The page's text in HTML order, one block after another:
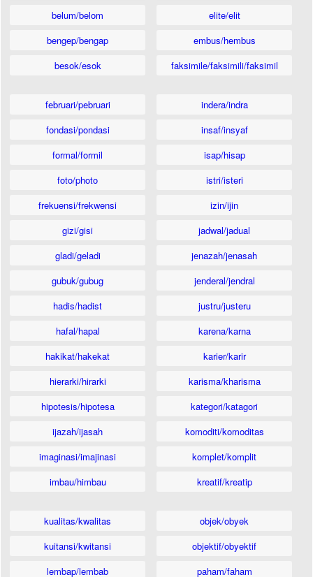
belum/belom
bengep/bengap
besok/esok
elite/elit
embus/hembus
faksimile/faksimili/faksimil
februari/pebruari
fondasi/pondasi
formal/formil
foto/photo
frekuensi/frekwensi
gizi/gisi
gladi/geladi
gubuk/gubug
hadis/hadist
hafal/hapal
hakikat/hakekat
hierarki/hirarki
hipotesis/hipotesa
ijazah/ijasah
imaginasi/imajinasi
imbau/himbau
indera/indra
insaf/insyaf
isap/hisap
istri/isteri
izin/ijin
jadwal/jadual
jenazah/jenasah
jenderal/jendral
justru/justeru
karena/karna
karier/karir
karisma/kharisma
kategori/katagori
komoditi/komoditas
komplet/komplit
kreatif/kreatip
kualitas/kwalitas
kuitansi/kwitansi
lembap/lembab
objek/obyek
objektif/obyektif
paham/faham